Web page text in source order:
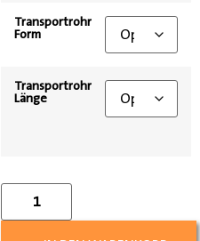
Transportrohr
Form
Transportrohr
Länge